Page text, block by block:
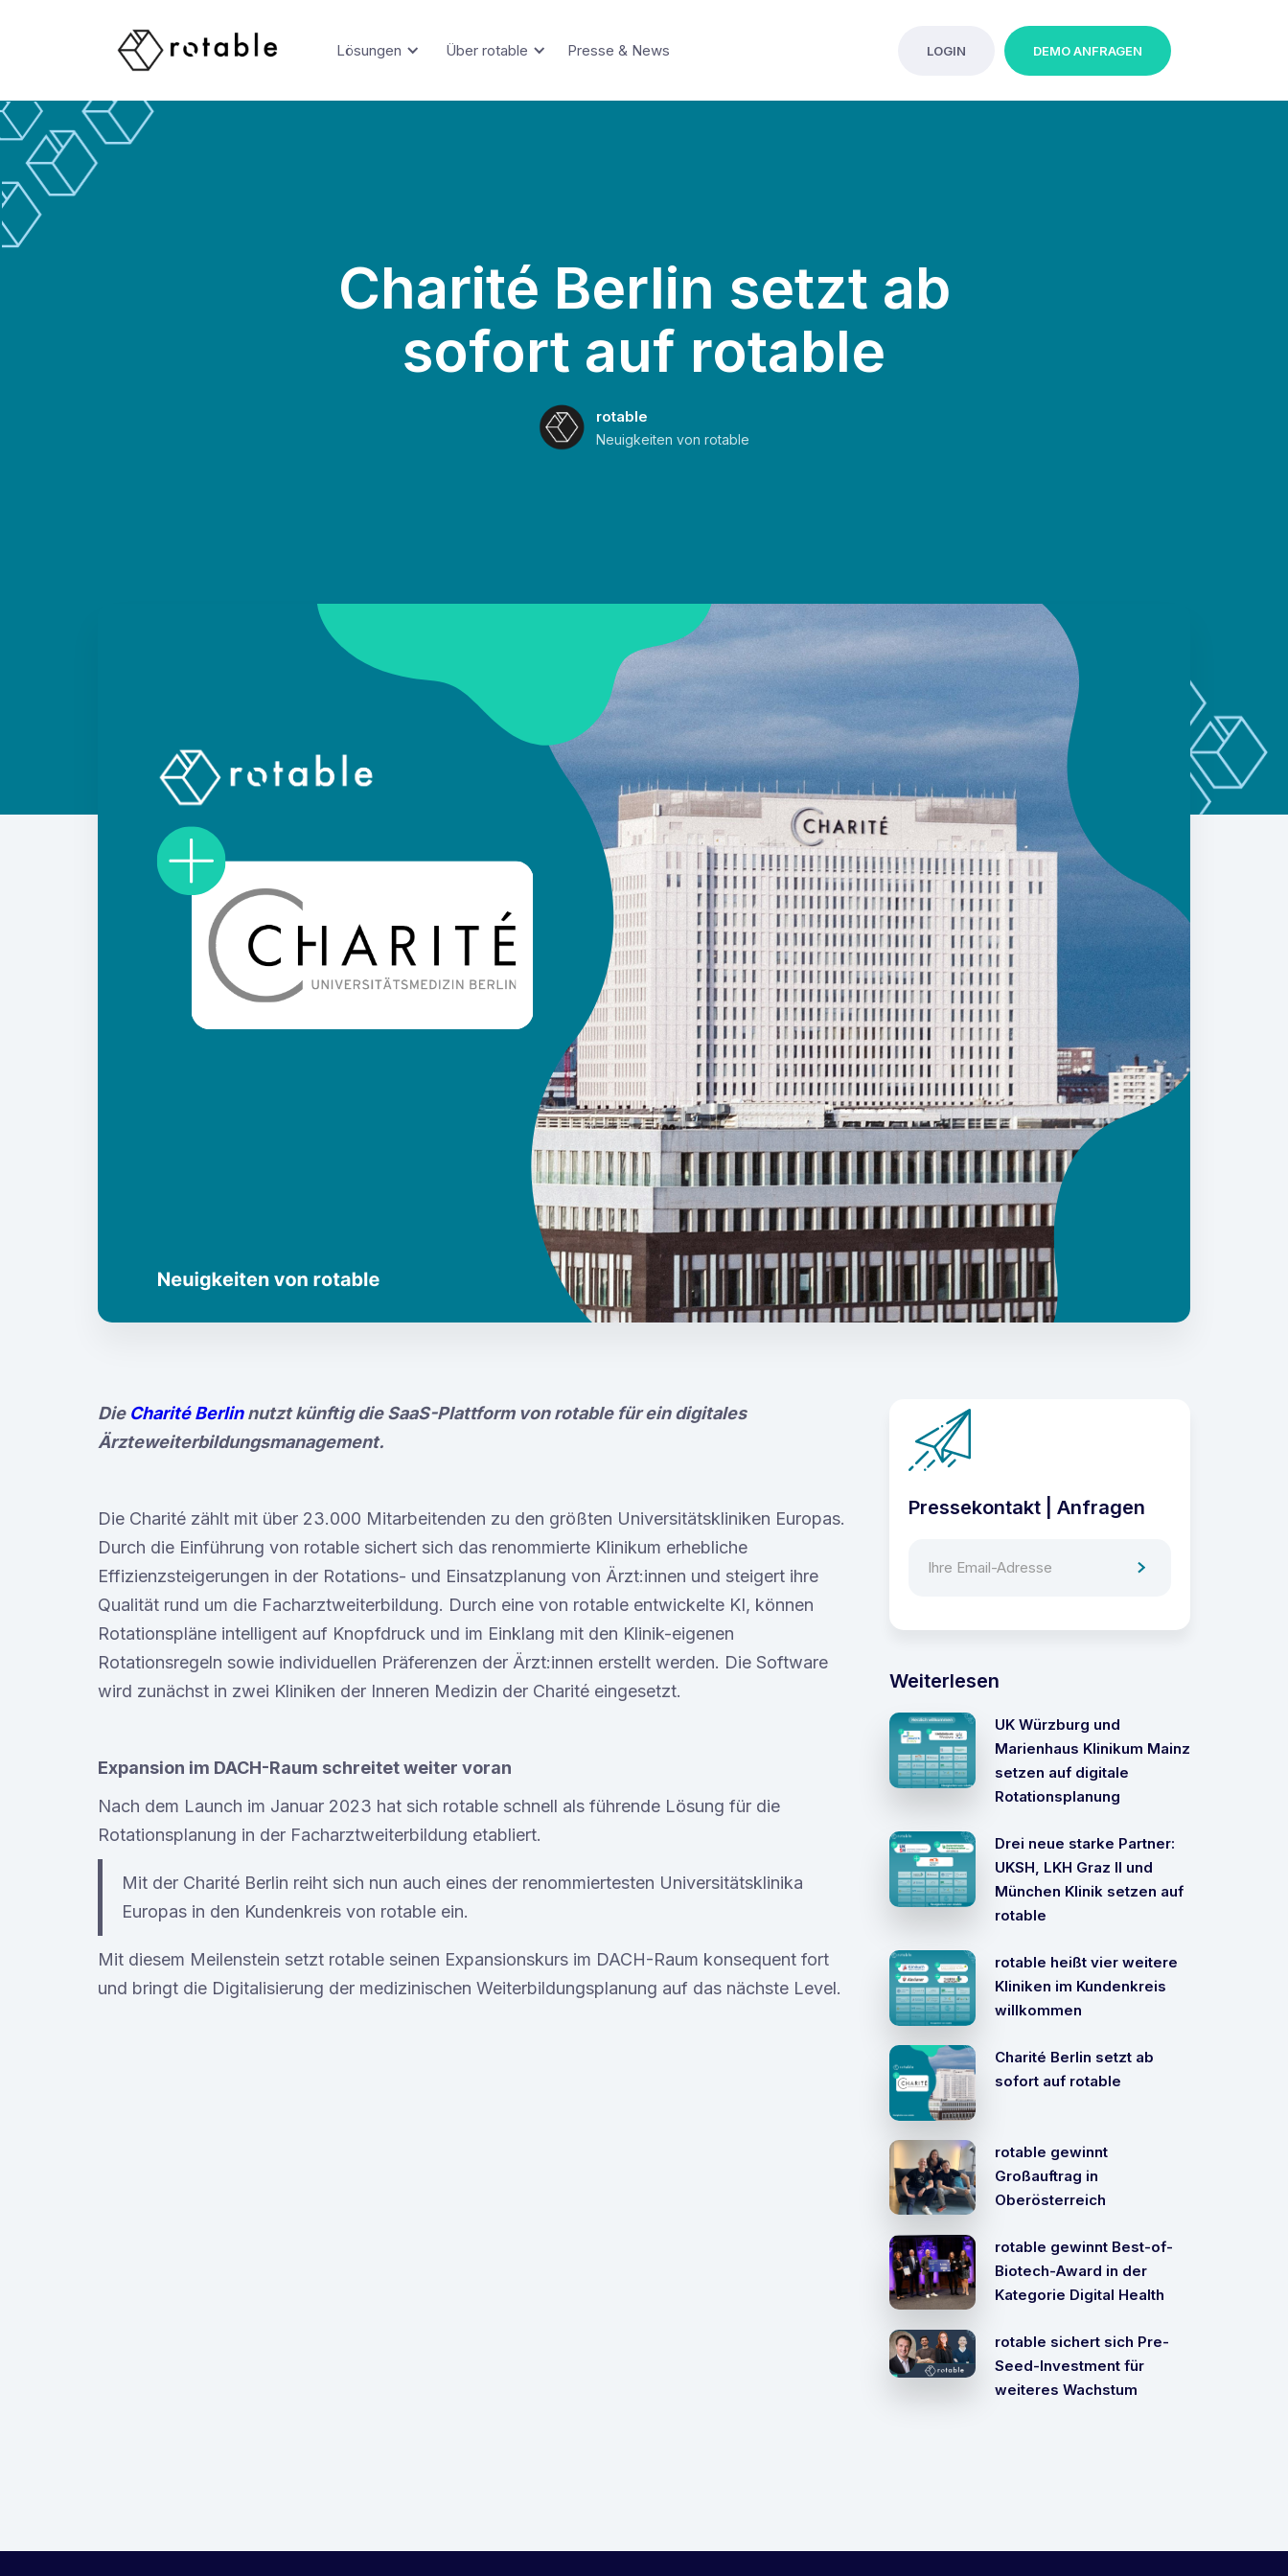
Lösungen Über rotable Presse & News LOGIN DEMO ANFRAGEN
Charité Berlin setzt ab
sofort auf rotable
rotable
Neuigkeiten von rotable
Die Charité Berlinnutzt künftig die SaaS-Plattform von rotable für ein digitales
Ärzteweiterbildungsmanagement.
Die Charité zählt mit über 23.000 Mitarbeitenden zu den größten Universitätskliniken Europas.
Durch die Einführung von rotable sichert sich das renommierte Klinikum erhebliche
Effizienzsteigerungen in der Rotations- und Einsatzplanung von Ärzt:innen und steigert ihre
Qualität rund um die Facharztweiterbildung. Durch eine von rotable entwickelte KI, können
Rotationspläne intelligent auf Knopfdruck und im Einklang mit den Klinik-eigenen
Rotationsregeln sowie individuellen Präferenzen der Ärzt:innen erstellt werden. Die Software
wird zunächst in zwei Kliniken der Inneren Medizin der Charité eingesetzt.
Expansion im DACH-Raum schreitet weiter voran
Nach dem Launch im Januar 2023 hat sich rotable schnell als führende Lösung für die
Rotationsplanung in der Facharztweiterbildung etabliert.
Mit der Charité Berlin reiht sich nun auch eines der renommiertesten Universitätsklinika
Europas in den Kundenkreis von rotable ein.
Mit diesem Meilenstein setzt rotable seinen Expansionskurs im DACH-Raum konsequent fort
und bringt die Digitalisierung der medizinischen Weiterbildungsplanung auf das nächste Level.
Pressekontakt | Anfragen
Weiterlesen
UK Würzburg und
Marienhaus Klinikum Mainz
setzen auf digitale
Rotationsplanung
Drei neue starke Partner:
UKSH, LKH Graz II und
München Klinik setzen auf
rotable
rotable heißt vier weitere
Kliniken im Kundenkreis
willkommen
Charité Berlin setzt ab
sofort auf rotable
rotable gewinnt
Großauftrag in
Oberösterreich
rotable gewinnt Best-of-
Biotech-Award in der
Kategorie Digital Health
rotable sichert sich Pre-
Seed-Investment für
weiteres Wachstum